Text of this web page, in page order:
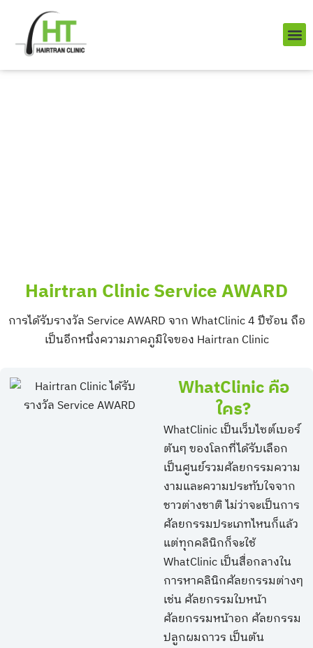
content
Hairtran Clinic Service AWARD
การได้รับรางวัล Service AWARD จาก WhatClinic 4 ปีซ้อน ถือ
เป็นอีกหนึ่งความภาคภูมิใจของ Hairtran Clinic
WhatClinic คือ
ใคร?​​
WhatClinic เป็นเว็บไซต์เบอร์
ต้นๆ ของโลกที่ได้รับเลือก
เป็นศูนย์รวมศัลยกรรมความ
งามและความประทับใจจาก
ชาวต่างชาติ ไม่ว่าจะเป็นการ
ศัลยกรรมประเภทไหนก็แล้ว
แต่ทุกคลินิกก็จะใช้
WhatClinic เป็นสื่อกลางใน
การหาคลินิกศัลยกรรมต่างๆ
เช่น ศัลยกรรมใบหน้า
ศัลยกรรมหน้าอก ศัลยกรรม
ปลูกผมถาวร เป็นต้น